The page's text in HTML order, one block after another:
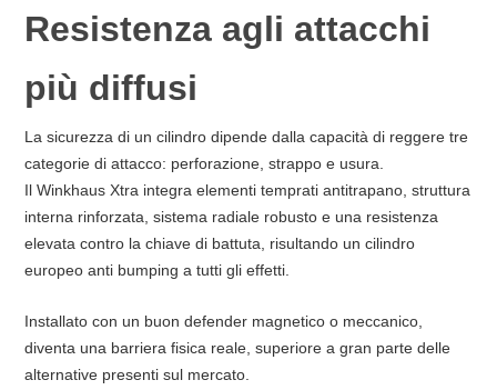
Resistenza agli attacchi
più diffusi
La sicurezza di un cilindro dipende dalla capacità di reggere tre
categorie di attacco: perforazione, strappo e usura.
Il Winkhaus Xtra integra elementi temprati antitrapano, struttura
interna rinforzata, sistema radiale robusto e una resistenza
elevata contro la chiave di battuta, risultando un cilindro
europeo anti bumping a tutti gli effetti.
Installato con un buon defender magnetico o meccanico,
diventa una barriera fisica reale, superiore a gran parte delle
alternative presenti sul mercato.